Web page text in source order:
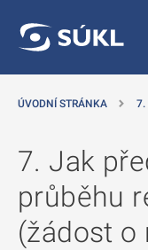
ÚVODNÍ STRÁNKA 7.
7. Jak
průběhu
(žádost o